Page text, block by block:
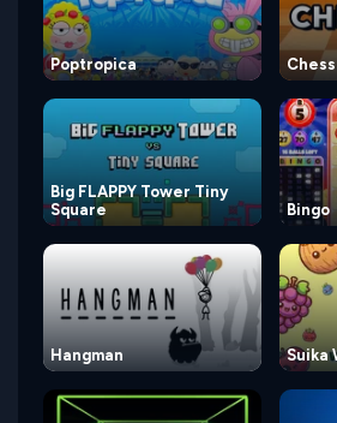
Poptropica Chess
Big FLAPPY Tower Tiny
Square
Bingo
Hangman Suika